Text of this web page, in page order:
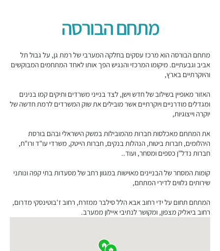
מתחם הבורסה
מתחם הבורסה הוא מרכז עסקים בחלקה המערבי של רמת גן, על גבול תל
אביב וגבעתיים. מיקומו המרכזי והנגיש הפך אותו לאחד המתחמים המבוקשים
והיוקרתיים בארץ,
האזור מאופיין בשילוב של חדש וישן, לצד בנייני משרדים ותיקים קמו בנינים
ומגדלים מודרניים ויוקרתיים אשר מובילים את שוק המשרדים לרמת חדשה של
יוקרה וייצוגיות,
את המתחם מאכלסות חברות מהמובילות במשק הישראלי ובהם בורסת
היהלומים, חברות ביטוח, הנהלות בנקים, חברות הייטק, משרדי עו"ד ורו"ח,
חברות נדל"ן כספים ומסחר, ועוד..
קומות המסחר של הבניינים מאוישות במגוון רחב של מסעדות בתי קפה ונותני
שירותים נלווים לדירי המתחם,
המתחם תחום על ידי רחוב אבא הלל סילבר ממזרח, רחוב ז'בוטינסקי מדרום,
רחוב ביאליק מצפון, ומקושר לנתיבי איילון ממערב.